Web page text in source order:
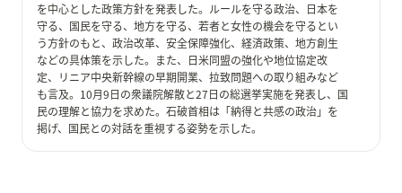
を中心とした政策方針を発表した。ルールを守る政治、日本を
守る、国民を守る、地方を守る、若者と女性の機会を守るとい
う方針のもと、政治改革、安全保障強化、経済政策、地方創生
などの具体策を示した。また、日米同盟の強化や地位協定改
定、リニア中央新幹線の早期開業、拉致問題への取り組みなど
も言及。10月9日の衆議院解散と27日の総選挙実施を発表し、国
民の理解と協力を求めた。石破首相は「納得と共感の政治」を
掲げ、国民との対話を重視する姿勢を示した。